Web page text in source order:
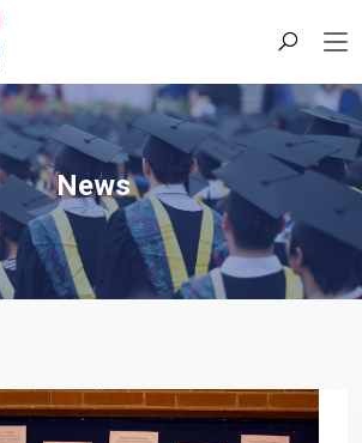
News